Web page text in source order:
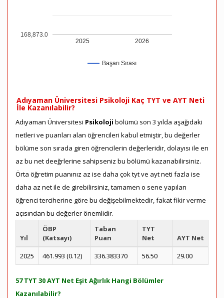
Başarı Sırası
2025 2026
168,873.0
Adıyaman Üniversitesi Psikoloji Kaç TYT ve AYT Neti
İle Kazanılabilir?
Adıyaman Üniversitesi Psikoloji bölümü son 3 yılda aşağıdaki
netleri ve puanları alan öğrencileri kabul etmiştir, bu değerler
bölüme son sırada giren öğrencilerin değerleridir, dolayısı ile en
az bu net deeğrlerine sahipseniz bu bölümü kazanabilirsiniz.
Örta öğretim puanınız az ise daha çok tyt ve ayt neti fazla ise
daha az net ile de girebilirsiniz, tamamen o sene yapılan
öğrenci terciherine göre bu değişebilmektedir, fakat fikir verme
açısından bu değerler önemlidir.
Yıl
ÖBP
(Katsayı)
Taban
Puan
TYT
Net
AYT Net
2025
461.993 (0.12) 336.383370 56.50 29.00
57 TYT 30 AYT Net Eşit Ağırlık Hangi Bölümler
Kazanılabilir?